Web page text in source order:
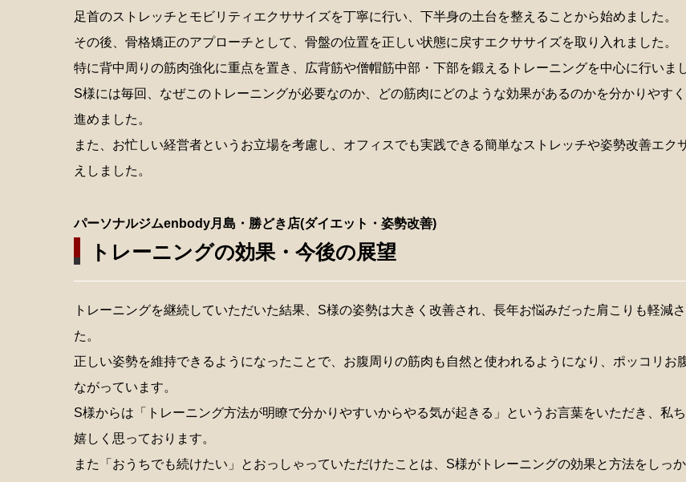
足首のストレッチとモビリティエクササイズを丁寧に行い、下半身の土台を整えることから始めました。
その後、骨格矯正のアプローチとして、骨盤の位置を正しい状態に戻すエクササイズを取り入れました。
特に背中周りの筋肉強化に重点を置き、広背筋や僧帽筋中部・下部を鍛えるトレーニングを中心に行いま
S様には毎回、なぜこのトレーニングが必要なのか、どの筋肉にどのような効果があるのかを分かりやす
進めました。
また、お忙しい経営者というお立場を考慮し、オフィスでも実践できる簡単なストレッチや姿勢改善エク
えしました。
パーソナルジムenbody月島・勝どき店(ダイエット・姿勢改善)
トレーニングの効果・今後の展望
トレーニングを継続していただいた結果、S様の姿勢は大きく改善され、長年お悩みだった肩こりも軽減
た。
正しい姿勢を維持できるようになったことで、お腹周りの筋肉も自然と使われるようになり、ポッコリお
ながっています。
S様からは「トレーニング方法が明瞭で分かりやすいからやる気が起きる」というお言葉をいただき、私
嬉しく思っております。
また「おうちでも続けたい」とおっしゃっていただけたことは、S様がトレーニングの効果と方法をしっ